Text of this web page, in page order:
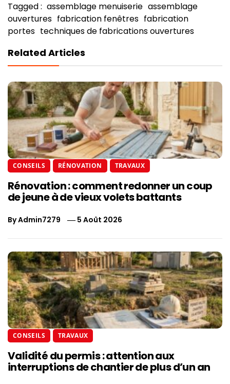
Tagged : assemblage menuiserie assemblage
ouvertures fabrication fenêtres fabrication
portes techniques de fabrications ouvertures
Related Articles
CONSEILS RÉNOVATION TRAVAUX
Rénovation : comment redonner un coup
de jeune à de vieux volets battants
ByAdmin7279 5 Août 2026
CONSEILS TRAVAUX
Validité du permis : attention aux
interruptions de chantier de plus d’un an